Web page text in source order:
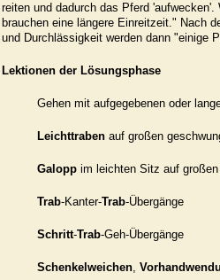
reiten und dadurch das Pferd
brauchen eine längere Einreitzeit." Nach
und Durchlässigkeit werden dann "einige
Lektionen der Lösungsphase
Gehen mit aufgegebenen oder
Leichttraben auf großen
Galopp im leichten Sitz auf
Trab-Kanter-Trab-Übergänge
Schritt-Trab-Geh-Übergänge
Schenkelweichen,